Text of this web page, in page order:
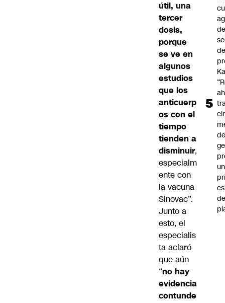
útil, una
tercer
dosis,
porque
se ve en
algunos
estudios
que los
anticuerp
os con el
tiempo
tienden a
disminuir,
especialm
ente con
la vacuna
Sinovac”.
Junto a
esto, el
especialis
ta aclaró
que aún
“no hay
evidencia
contunde
de
de
un
de